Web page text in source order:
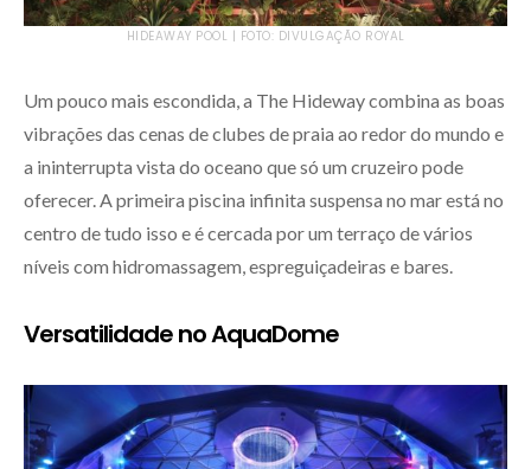
HIDEAWAY POOL | FOTO: DIVULGAÇÃO ROYAL
Um pouco mais escondida, a The Hideway combina as boas
vibrações das cenas de clubes de praia ao redor do mundo e
a ininterrupta vista do oceano que só um cruzeiro pode
oferecer. A primeira piscina infinita suspensa no mar está no
centro de tudo isso e é cercada por um terraço de vários
níveis com hidromassagem, espreguiçadeiras e bares.
Versatilidade no AquaDome